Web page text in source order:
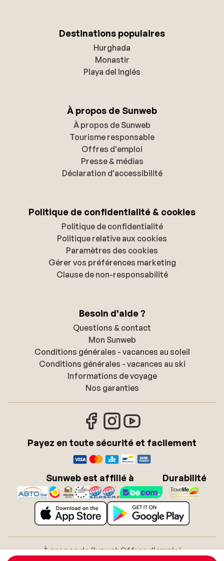
Destinations populaires
Hurghada
Monastir
Playa del Inglés
À propos de Sunweb
À propos de Sunweb
Tourisme responsable
Offres d'emploi
Presse & médias
Déclaration d'accessibilité
Politique de confidentialité & cookies
Politique de confidentialité
Politique relative aux cookies
Paramètres des cookies
Gérer vos préférences marketing
Clause de non-responsabilité
Besoin d'aide ?
Questions & contact
Mon Sunweb
Conditions générales - vacances au soleil
Conditions générales - vacances au ski
Informations de voyage
Nos garanties
Payez en toute sécurité et facilement
Sunweb est affilié à Durabilité
À propos de SunwebOffres d'emploi